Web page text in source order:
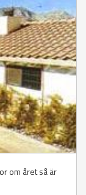
om året så är